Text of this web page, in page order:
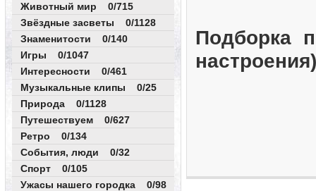
Животный мир 0/715
Звёздные засветы 0/1128
Знаменитости 0/140
Игры 0/1047
Интересности 0/461
Музыкальные клипы 0/25
Природа 0/1128
Путешествуем 0/627
Ретро 0/134
События, люди 0/32
Спорт 0/105
Ужасы нашего городка 0/98
Подборка